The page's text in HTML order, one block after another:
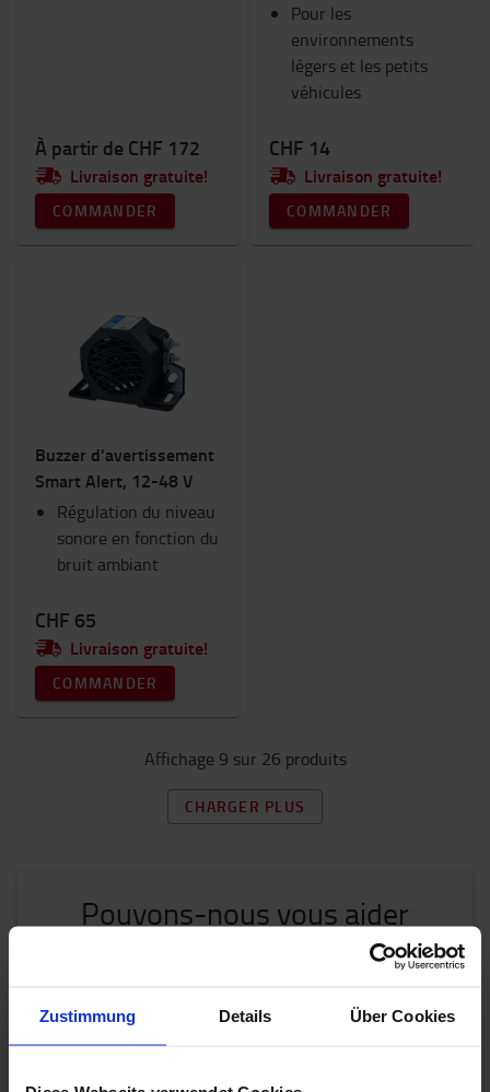
Zustimmung Details Über Cookies
À partir de CHF 172
Livraison gratuite!
COMMANDER
Pour les
environnements
légers et les petits
véhicules
CHF 14
Livraison gratuite!
COMMANDER
Buzzer d'avertissement
Smart Alert, 12-48 V
Régulation du niveau
sonore en fonction du
bruit ambiant
CHF 65
Livraison gratuite!
COMMANDER
Affichage 9 sur 26 produits
CHARGER PLUS
Pouvons-nous vous aider